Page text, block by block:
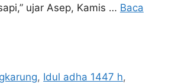
ujar Asep, Kamis … Baca
, Idul adha 1447 h,